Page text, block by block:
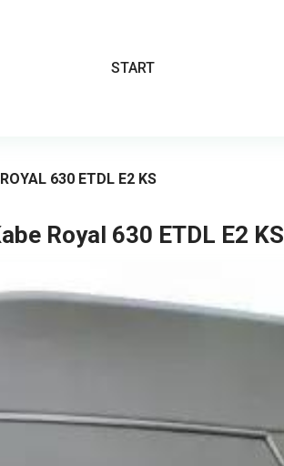
START
630 ETDL E2 KS
Royal 630 ETDL E2 KS